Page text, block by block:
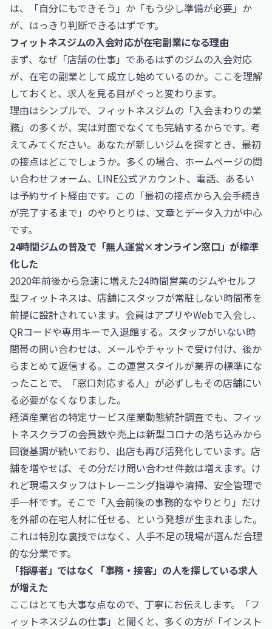
は、「自分にもできそう」か「もう少し準備が必要」か
が、はっきり判断できるはずです。
フィットネスジムの入会対応が在宅副業になる理由
まず、なぜ「店舗の仕事」であるはずのジムの入会対応
が、在宅の副業として成立し始めているのか。ここを理解
しておくと、求人を見る目がぐっと変わります。
理由はシンプルで、フィットネスジムの「入会まわりの業
務」の多くが、実は対面でなくても完結するからです。考
えてみてください。あなたが新しいジムを探すとき、最初
の接点はどこでしょうか。多くの場合、ホームページの問
い合わせフォーム、LINE公式アカウント、電話、あるい
は予約サイト経由です。この「最初の接点から入会手続き
が完了するまで」のやりとりは、文章とデータ入力が中心
です。
24時間ジムの普及で「無人運営×オンライン窓口」が標準
化した
2020年前後から急速に増えた24時間営業のジムやセルフ
型フィットネスは、店舗にスタッフが常駐しない時間帯を
前提に設計されています。会員はアプリやWebで入会し、
QRコードや専用キーで入退館する。スタッフがいない時
間帯の問い合わせは、メールやチャットで受け付け、後か
らまとめて返信する。この運営スタイルが業界の標準にな
ったことで、「窓口対応する人」が必ずしもその店舗にい
る必要がなくなりました。
経済産業省の特定サービス産業動態統計調査でも、フィッ
トネスクラブの会員数や売上は新型コロナの落ち込みから
回復基調が続いており、出店も再び活発化しています。店
舗を増やせば、その分だけ問い合わせ件数は増えます。け
れど現場スタッフはトレーニング指導や清掃、安全管理で
手一杯です。そこで「入会前後の事務的なやりとり」だけ
を外部の在宅人材に任せる、という発想が生まれました。
これは特別な裏技ではなく、人手不足の現場が選んだ合理
的な分業です。
「指導者」ではなく「事務・接客」の人を探している求人
が増えた
ここはとても大事な点なので、丁寧にお伝えします。「フ
ィットネスジムの仕事」と聞くと、多くの方が「インスト